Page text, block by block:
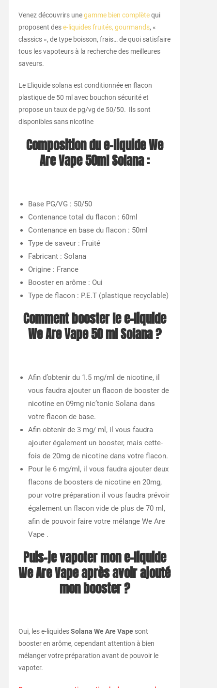
Venez découvrirs unegamme bien complètequi
proposent dese-liquides fruités, gourmands, «
classics », de type boisson, frais… de quoi satisfaire
tous les vapoteurs à la recherche des meilleures
saveurs.
Le Eliquide solana est conditionnée en flacon
plastique de 50 ml avec bouchon sécurité et
propose un taux de pg/vg de 50/50. Ils sont
disponibles sans nicotine
Composition du e-liquide We
Are Vape 50ml Solana :
Base PG/VG : 50/50
Contenance total du flacon : 60ml
Contenance en base du flacon : 50ml
Type de saveur : Fruité
Fabricant : Solana
Origine : France
Booster en arôme : Oui
Type de flacon : P.E.T (plastique recyclable)
Comment booster le e-liquide
We Are Vape 50 ml Solana ?
Afin d’obtenir du 1.5 mg/ml de nicotine, il
vous faudra ajouter un flacon de booster de
nicotine en 09mg nic’tonic Solana dans
votre flacon de base.
Afin obtenir de 3 mg/ ml, il vous faudra
ajouter également un booster, mais cette-
fois de 20mg de nicotine dans votre flacon.
Pour le 6 mg/ml, il vous faudra ajouter deux
flacons de boosters de nicotine en 20mg,
pour votre préparation il vous faudra prévoir
également un flacon vide de plus de 70 ml,
afin de pouvoir faire votre mélange We Are
Vape .
Puis-je vapoter mon e-liquide
We Are Vape après avoir ajouté
mon booster ?
Oui, les e-liquidesSolana We Are Vape sont
booster en arôme, cependant attention à bien
mélanger votre préparation avant de pouvoir le
vapoter.